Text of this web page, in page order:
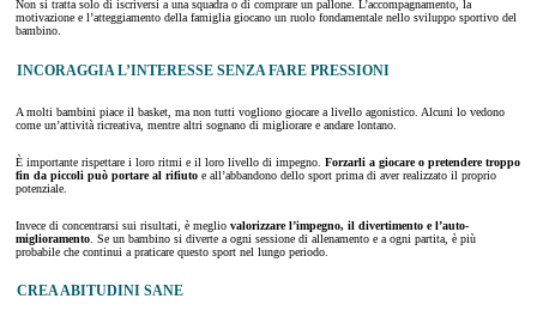
Non si tratta solo di iscriversi a una squadra o di comprare un pallone. L’accompagnamento, la
motivazione e l’atteggiamento della famiglia giocano un ruolo fondamentale nello sviluppo sportivo del
bambino.
INCORAGGIA L’INTERESSE SENZA FARE PRESSIONI
A molti bambini piace il basket, ma non tutti vogliono giocare a livello agonistico. Alcuni lo vedono
come un’attività ricreativa, mentre altri sognano di migliorare e andare lontano.
È importante rispettare i loro ritmi e il loro livello di impegno. Forzarli a giocare o pretendere troppo
fin da piccoli può portare al rifiuto e all’abbandono dello sport prima di aver realizzato il proprio
potenziale.
Invece di concentrarsi sui risultati, è meglio valorizzare l’impegno, il divertimento e l’auto-
miglioramento . Se un bambino si diverte a ogni sessione di allenamento e a ogni partita, è più
probabile che continui a praticare questo sport nel lungo periodo.
CREA ABITUDINI SANE